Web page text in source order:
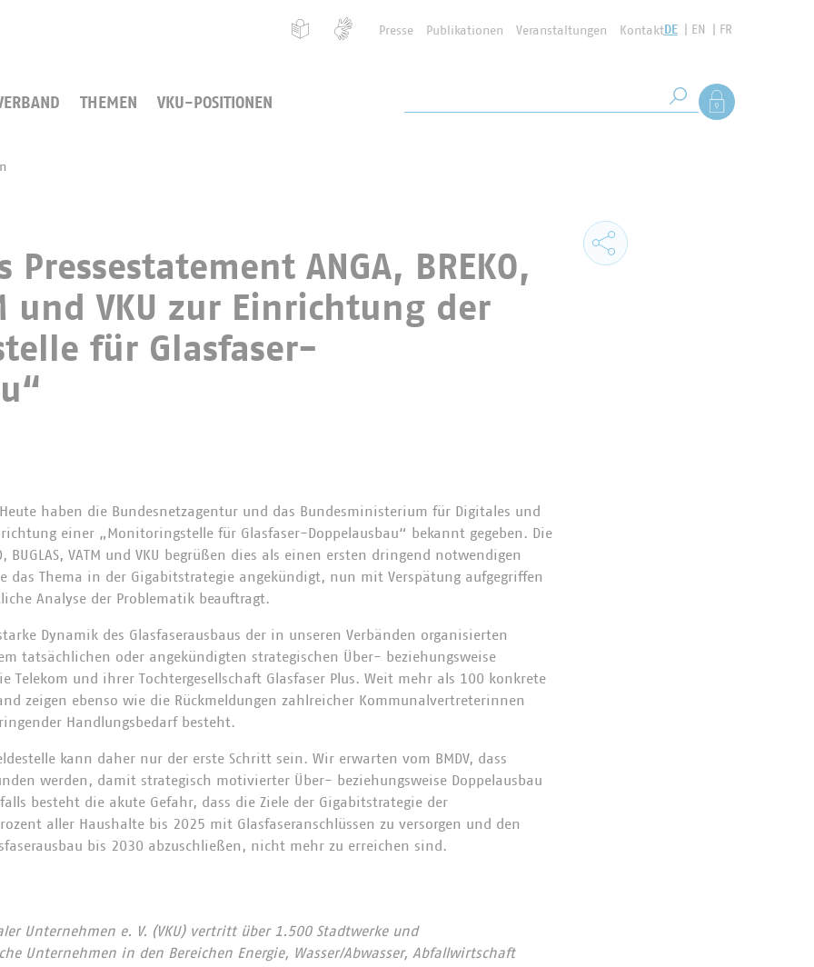
Presse Publikationen Veranstaltungen KontaktDE EN FR
THEMEN VKU-POSITIONEN Suche starten
Als Mitglied
Pressestatement ANGA, BREKO,
und VKU zur Einrichtung der
für Glasfaser-
haben die Bundesnetzagentur und das Bundesministerium für Digitales und
einer „Monitoringstelle für Glasfaser-Doppelausbau“ bekannt gegeben. Die
BUGLAS, VATM und VKU begrüßen dies als einen ersten dringend notwendigen
das Thema in der Gigabitstrategie angekündigt, nun mit Verspätung aufgegriffen
Analyse der Problematik beauftragt.
Dynamik des Glasfaserausbaus der in unseren Verbänden organisierten
tatsächlichen oder angekündigten strategischen Über- beziehungsweise
Telekom und ihrer Tochtergesellschaft Glasfaser Plus. Weit mehr als 100 konkrete
zeigen ebenso wie die Rückmeldungen zahlreicher Kommunalvertreterinnen
Handlungsbedarf besteht.
kann daher nur der erste Schritt sein. Wir erwarten vom BMDV, dass
werden, damit strategisch motivierter Über- beziehungsweise Doppelausbau
besteht die akute Gefahr, dass die Ziele der Gigabitstrategie der
aller Haushalte bis 2025 mit Glasfaseranschlüssen zu versorgen und den
bis 2030 abzuschließen, nicht mehr zu erreichen sind.
Unternehmen e. V. (VKU) vertritt über 1.500 Stadtwerke und
Unternehmen in den Bereichen Energie, Wasser/Abwasser, Abfallwirtschaft